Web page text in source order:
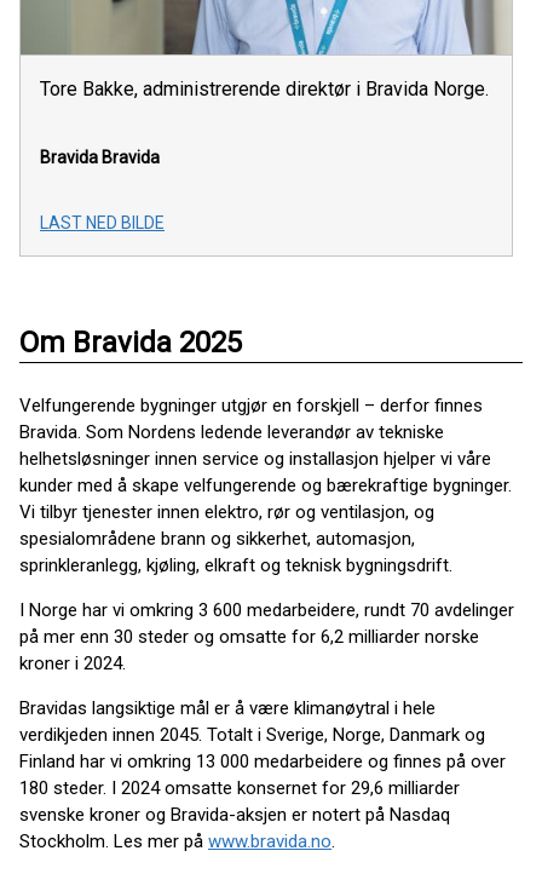
Tore Bakke, administrerende direktør i Bravida Norge.
Bravida Bravida
LAST NED BILDE
Om Bravida 2025
Velfungerende bygninger utgjør en forskjell – derfor finnes
Bravida. Som Nordens ledende leverandør av tekniske
helhetsløsninger innen service og installasjon hjelper vi våre
kunder med å skape velfungerende og bærekraftige bygninger.
Vi tilbyr tjenester innen elektro, rør og ventilasjon, og
spesialområdene brann og sikkerhet, automasjon,
sprinkleranlegg, kjøling, elkraft og teknisk bygningsdrift.
I Norge har vi omkring 3 600 medarbeidere, rundt 70 avdelinger
på mer enn 30 steder og omsatte for 6,2 milliarder norske
kroner i 2024.
Bravidas langsiktige mål er å være klimanøytral i hele
verdikjeden innen 2045. Totalt i Sverige, Norge, Danmark og
Finland har vi omkring 13 000 medarbeidere og finnes på over
180 steder. I 2024 omsatte konsernet for 29,6 milliarder
svenske kroner og Bravida-aksjen er notert på Nasdaq
Stockholm. Les mer på www.bravida.no.